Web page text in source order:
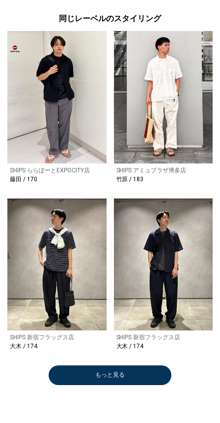
同じレーベルのスタイリング
SHIPS ららぽーとEXPOCITY店
藤田 / 170
SHIPS アミュプラザ博多店
竹原 / 183
SHIPS 新宿フラッグス店
大木 / 174
SHIPS 新宿フラッグス店
大木 / 174
もっと見る